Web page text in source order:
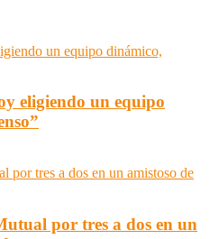
eligiendo un equipo
por tres a dos en un